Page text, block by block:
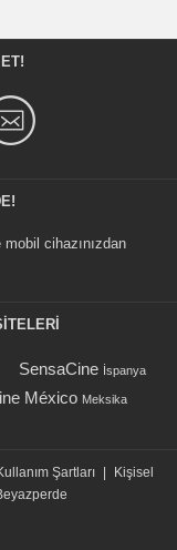
cihazınızdan
SensaCine İspanya
México Meksika
Şartları |
Kişisel